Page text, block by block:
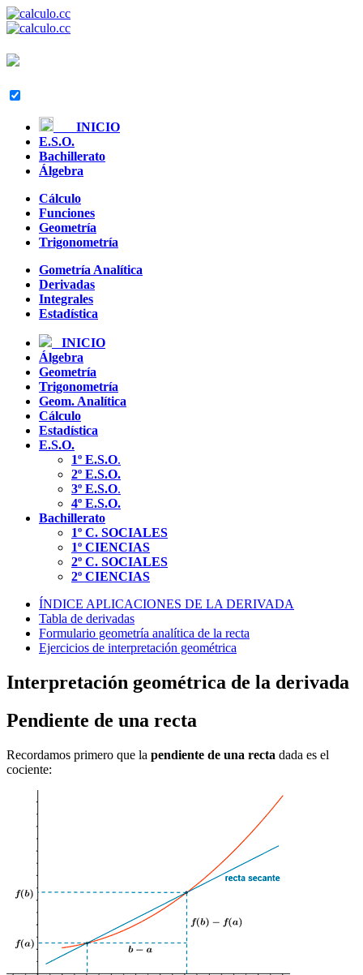
INICIO
E.S.O.
Bachillerato
Álgebra
Cálculo
Funciones
Geometría
Trigonometría
Gometría Analítica
Derivadas
Integrales
Estadística
INICIO
Álgebra
Geometría
Trigonometría
Geom. Analítica
Cálculo
Estadística
E.S.O.
1º E.S.O.
2º E.S.O.
3º E.S.O.
4º E.S.O.
Bachillerato
1º C. SOCIALES
1º CIENCIAS
2º C. SOCIALES
2º CIENCIAS
ÍNDICE APLICACIONES DE LA DERIVADA
Tabla de derivadas
Formulario geometría analítica de la recta
Ejercicios de interpretación geométrica
Interpretación geométrica de la derivada
Pendiente de una recta
Recordamos primero que la pendiente de una recta dada es el
cociente: